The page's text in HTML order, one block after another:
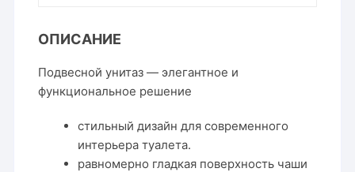
ОПИСАНИЕ
Подвесной унитаз — элегантное и
функциональное решение
стильный дизайн для современного
интерьера туалета.
равномерно гладкая поверхность чаши